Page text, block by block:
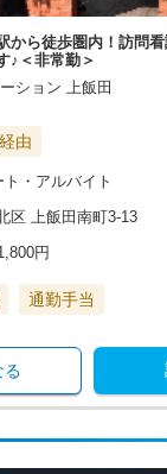
から徒歩圏内！訪問
♪＜非常勤＞
ション 上飯田
由
・アルバイト
区 上飯田南町3-13
円
通勤手当
る